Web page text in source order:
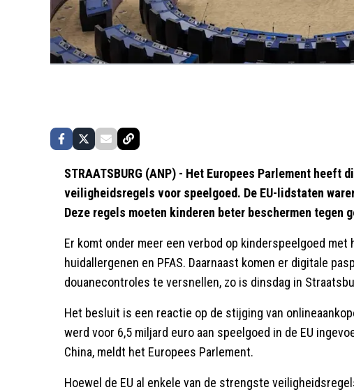
STRAATSBURG (ANP) - Het Europees Parlement heeft
veiligheidsregels voor speelgoed. De EU-lidstaten
Deze regels moeten kinderen beter beschermen tegen
Er komt onder meer een verbod op kinderspeelgoed
huidallergenen en PFAS. Daarnaast komen er digitale
douanecontroles te versnellen, zo is dinsdag in
Het besluit is een reactie op de stijging van
werd voor 6,5 miljard euro aan speelgoed in de EU
China, meldt het Europees Parlement.
Hoewel de EU al enkele van de strengste